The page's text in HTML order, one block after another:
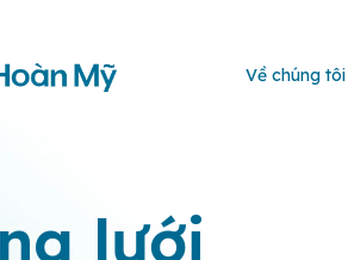
Về chúng tôi
lưới